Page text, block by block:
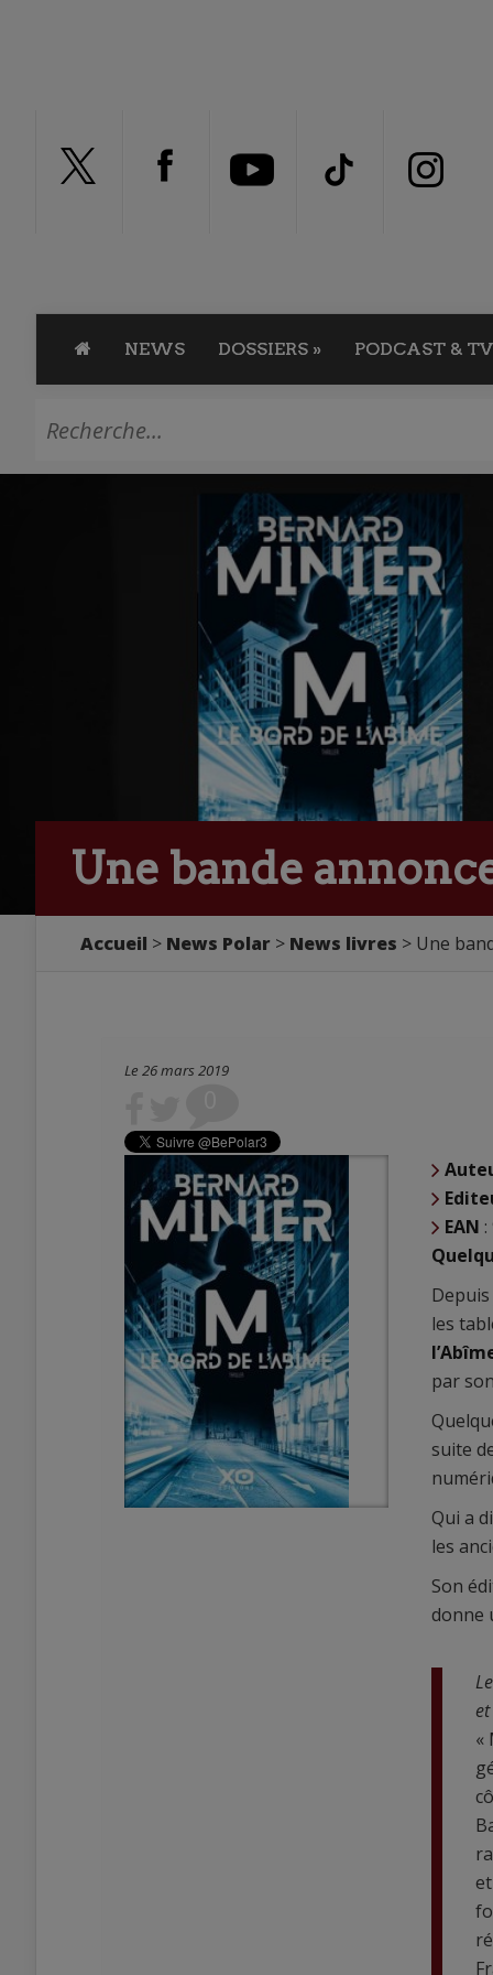
NEWS DOSSIERS » PODCAST & TV
Une bande
Accueil > News Polar > News livres > Une
Le 26 mars 2019
EAN
les
par
suite
Qui a
les
Son
donne
«